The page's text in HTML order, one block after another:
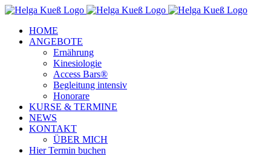
Zum
springen
Facebook
Instagram
YouTube
HOME
ANGEBOTE
Ernährung
Kinesiologie
Access Bars®
Begleitung intensiv
Honorare
KURSE & TERMINE
NEWS
KONTAKT
ÜBER MICH
Hier Termin buchen